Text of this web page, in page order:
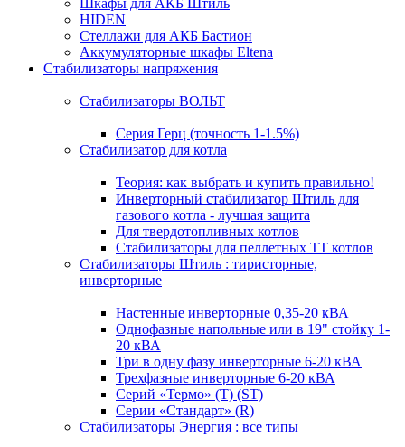
Шкафы для АКБ Штиль
HIDEN
Стеллажи для АКБ Бастион
Аккумуляторные шкафы Eltena
Стабилизаторы напряжения
Стабилизаторы ВОЛЬТ
Серия Герц (точность 1-1.5%)
Стабилизатор для котла
Теория: как выбрать и купить правильно!
Инверторный стабилизатор Штиль для
газового котла - лучшая защита
Для твердотопливных котлов
Стабилизаторы для пеллетных ТТ котлов
Стабилизаторы Штиль : тиристорные,
инверторные
Настенные инверторные 0,35-20 кВА
Однофазные напольные или в 19" стойку 1-
20 кВА
Три в одну фазу инверторные 6-20 кВА
Трехфазные инверторные 6-20 кВА
Серий «Термо» (T) (ST)
Серии «Стандарт» (R)
Стабилизаторы Энергия : все типы